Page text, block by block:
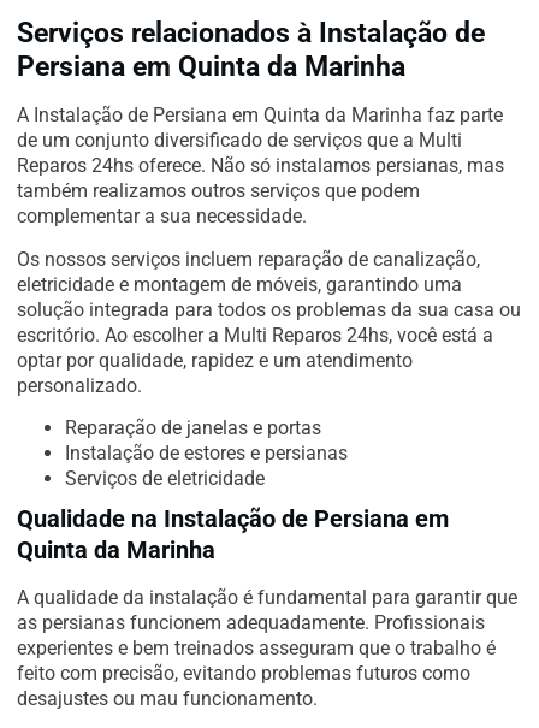
Serviços relacionados à Instalação de
Persiana em Quinta da Marinha
A Instalação de Persiana em Quinta da Marinha faz parte
de um conjunto diversificado de serviços que a Multi
Reparos 24hs oferece. Não só instalamos persianas, mas
também realizamos outros serviços que podem
complementar a sua necessidade.
Os nossos serviços incluem reparação de canalização,
eletricidade e montagem de móveis, garantindo uma
solução integrada para todos os problemas da sua casa ou
escritório. Ao escolher a Multi Reparos 24hs, você está a
optar por qualidade, rapidez e um atendimento
personalizado.
Reparação de janelas e portas
Instalação de estores e persianas
Serviços de eletricidade
Qualidade na Instalação de Persiana em
Quinta da Marinha
A qualidade da instalação é fundamental para garantir que
as persianas funcionem adequadamente. Profissionais
experientes e bem treinados asseguram que o trabalho é
feito com precisão, evitando problemas futuros como
desajustes ou mau funcionamento.